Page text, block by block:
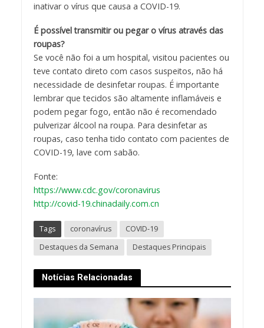
inativar o vírus que causa a COVID-19.
É possível transmitir ou pegar o vírus através das
roupas?
Se você não foi a um hospital, visitou pacientes ou
teve contato direto com casos suspeitos, não há
necessidade de desinfetar roupas. É importante
lembrar que tecidos são altamente inflamáveis e
podem pegar fogo, então não é recomendado
pulverizar álcool na roupa. Para desinfetar as
roupas, caso tenha tido contato com pacientes de
COVID-19, lave com sabão.
Fonte:
https://www.cdc.gov/coronavirus
http://covid-19.chinadaily.com.cn
Tags coronavírus
COVID-19
Destaques da Semana
Destaques Principais
Notícias Relacionadas